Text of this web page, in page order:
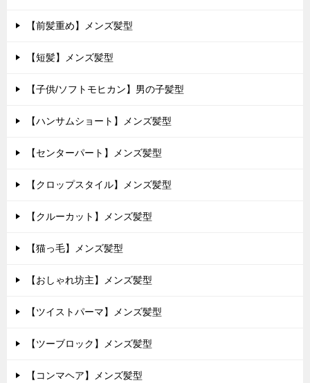
【前髪重め】メンズ髪型
【短髪】メンズ髪型
【子供/ソフトモヒカン】男の子髪型
【ハンサムショート】メンズ髪型
【センターパート】メンズ髪型
【クロップスタイル】メンズ髪型
【クルーカット】メンズ髪型
【猫っ毛】メンズ髪型
【おしゃれ坊主】メンズ髪型
【ツイストパーマ】メンズ髪型
【ツーブロック】メンズ髪型
【コンマヘア】メンズ髪型